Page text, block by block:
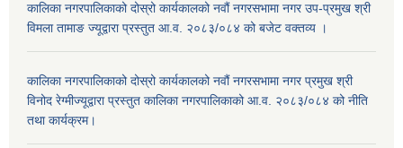
कालिका नगरपालिकाको दोस्रो कार्यकालको नवौं नगरसभामा नगर उप-प्रमुख श्री
विमला तामाङ ज्यूद्वारा प्रस्तुत आ.व. २०८३/०८४ को बजेट वक्तव्य ।
कालिका नगरपालिकाको दोस्रो कार्यकालको नवौं नगरसभामा नगर प्रमुख श्री
विनोद रेग्मीज्यूद्वारा प्रस्तुत कालिका नगरपालिकाको आ.व. २०८३/०८४ को नीति
तथा कार्यक्रम।